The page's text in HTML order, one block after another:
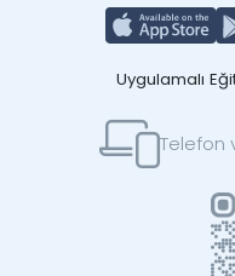
Uygulamalı
Telefon